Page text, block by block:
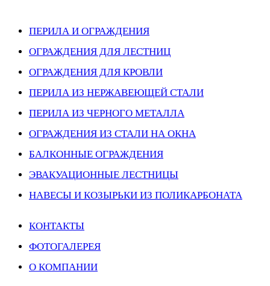
ПЕРИЛА И ОГРАЖДЕНИЯ
ОГРАЖДЕНИЯ ДЛЯ ЛЕСТНИЦ
ОГРАЖДЕНИЯ ДЛЯ КРОВЛИ
ПЕРИЛА ИЗ НЕРЖАВЕЮЩЕЙ СТАЛИ
ПЕРИЛА ИЗ ЧЕРНОГО МЕТАЛЛА
ОГРАЖДЕНИЯ ИЗ СТАЛИ НА ОКНА
БАЛКОННЫЕ ОГРАЖДЕНИЯ
ЭВАКУАЦИОННЫЕ ЛЕСТНИЦЫ
НАВЕСЫ И КОЗЫРЬКИ ИЗ ПОЛИКАРБОНАТА
КОНТАКТЫ
ФОТОГАЛЕРЕЯ
О КОМПАНИИ